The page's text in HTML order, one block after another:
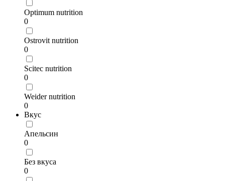
Optimum nutrition
0
Ostrovit nutrition
0
Scitec nutrition
0
Weider nutrition
0
Вкус
Апельсин
0
Без вкуса
0